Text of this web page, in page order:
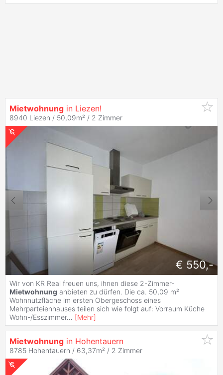
Mietwohnung in Liezen!
8940 Liezen / 50,09m² / 2 Zimmer
€ 550,-
Wir von KR Real freuen uns, ihnen diese 2-Zimmer-
Mietwohnung anbieten zu dürfen. Die ca. 50,09 m²
Wohnnutzfläche im ersten Obergeschoss eines
Mehrparteienhauses teilen sich wie folgt auf: Vorraum Küche
Wohn-/Esszimmer... [Mehr]
Mietwohnung in Hohentauern
8785 Hohentauern / 63,37m² / 2 Zimmer